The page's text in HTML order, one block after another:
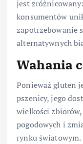
jest
konsumentów
zapotrzebowanie
alternatywnych
Wahania
Ponieważ gluten
pszenicy, jego
wielkości
pogodowych i
rynku światowym.